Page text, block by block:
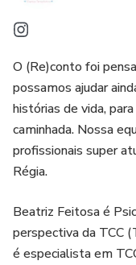
O (Re)conto foi
possamos ajudar
histórias de vida,
caminhada. Nossa
profissionais super
Régia.
Beatriz Feitosa é
perspectiva da TCC
é especialista em